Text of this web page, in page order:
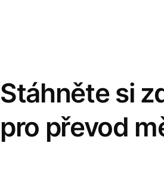
Stáhněte si
pro převod